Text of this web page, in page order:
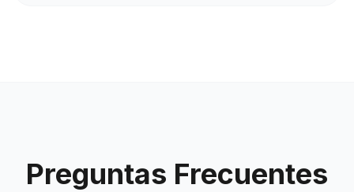
Preguntas Frecuentes